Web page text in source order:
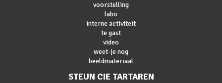
voorstelling
labo
interne activiteit
te gast
video
weet-je nog
beeldmateriaal
STEUN CIE TARTAREN